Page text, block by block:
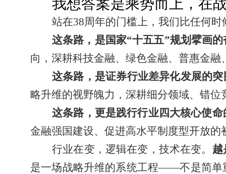
我想答案是乘势而上，在
站在38周年的门槛上，我们比任何
这条路，是国家“十五五”规划擘画
向，深耕科技金融、绿色金融、普惠金融
这条路，是证券行业差异化发展的
略升维的视野魄力，深耕细分领域、错
这条路，更是践行行业四大核心使
金融强国建设、促进高水平制度型开放的
行业在变，逻辑在变，技术在变。 越
是一场战略升维的系统工程——不是简单